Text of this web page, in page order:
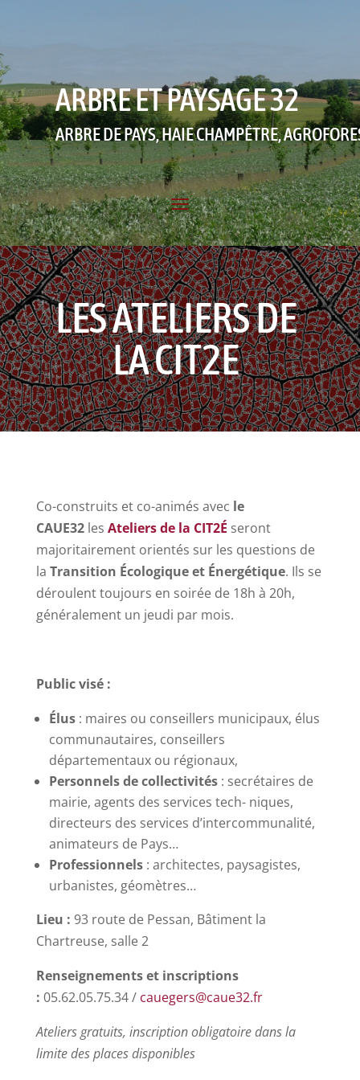
ARBRE ET PAYSAGE 32
ARBRE DE PAYS, HAIE CHAMPÊTRE,
LES ATELIERS DE
LA CIT2E
Co-construits et co-animés avec le
CAUE32les Ateliers de la CIT2É seront
majoritairement orientés sur les questions de
la Transition Écologique et Énergétique. Ils se
déroulent toujours en soirée de 18h à 20h,
généralement un jeudi par mois.
Public visé :
Élus: maires ou conseillers municipaux, élus
communautaires, conseillers
départementaux ou régionaux,
Personnels de collectivités: secrétaires de
mairie, agents des services tech- niques,
directeurs des services d’intercommunalité,
animateurs de Pays…
Professionnels: architectes, paysagistes,
urbanistes, géomètres…
Lieu : 93 route de Pessan, Bâtiment la
Chartreuse, salle 2
Renseignements et inscriptions
: 05.62.05.75.34 / cauegers@caue32.fr
Ateliers gratuits, inscription obligatoire dans la
limite des places disponibles